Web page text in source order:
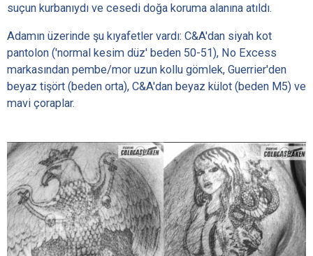
suçun kurbanıydı ve cesedi doğa koruma alanına atıldı.
Adamın üzerinde şu kıyafetler vardı: C&A'dan siyah kot
pantolon ('normal kesim düz' beden 50-51), No Excess
markasından pembe/mor uzun kollu gömlek, Guerrier'den
beyaz tişört (beden orta), C&A'dan beyaz külot (beden M5) ve
mavi çoraplar.